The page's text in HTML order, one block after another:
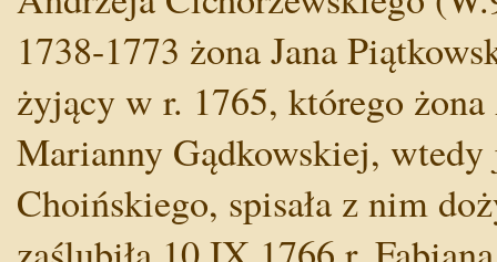
1738-1773 żona Jana
żyjący w r. 1765, którego
Marianny Gądkowskiej,
Choińskiego, spisała z nim